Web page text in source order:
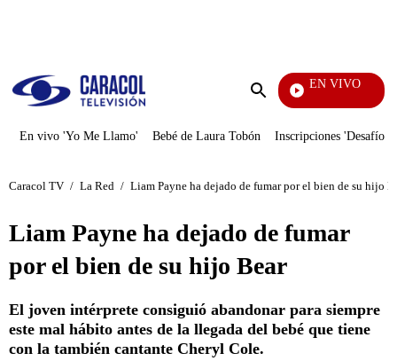
Enviar
EN VIVO
Yo Me Llamo
En vivo 'Yo Me Llamo' Bebé de Laura Tobón Inscripciones 'Desafío'
Caracol TV / La Red / Liam Payne ha dejado de fumar por el bien de su hijo
Liam Payne ha dejado de fumar
por el bien de su hijo Bear
El joven intérprete consiguió abandonar para siempre
este mal hábito antes de la llegada del bebé que tiene
con la también cantante Cheryl Cole.